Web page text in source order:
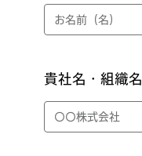
貴社名・組織名